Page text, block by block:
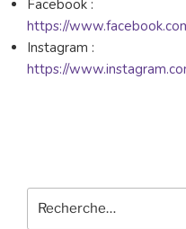
Facebook :
https://
Instagram :
https://
pour